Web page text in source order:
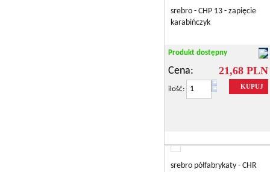
srebro - CHP 13 - zapięcie
karabińczyk
Produkt dostępny
Cena: 21,68 PLN
ilość: KUPUJ
srebro półfabrykaty - CHR